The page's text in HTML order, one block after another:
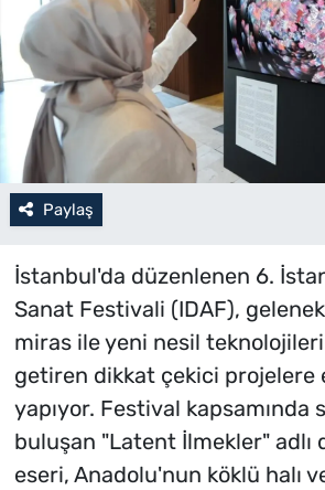
Paylaş
İstanbul'da düzenlenen 6.
Sanat Festivali (IDAF),
miras ile yeni nesil
getiren dikkat çekici projelere
yapıyor. Festival kapsamında
buluşan "Latent İlmekler" adlı
eseri, Anadolu'nun köklü halı